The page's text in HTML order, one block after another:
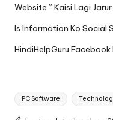
Website ” Kaisi Lagi
Is Information Ko Social
HindiHelpGuru Facebook
Tags:
PC Software